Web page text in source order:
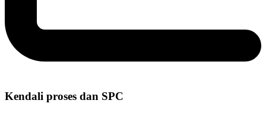
Kendali proses dan SPC